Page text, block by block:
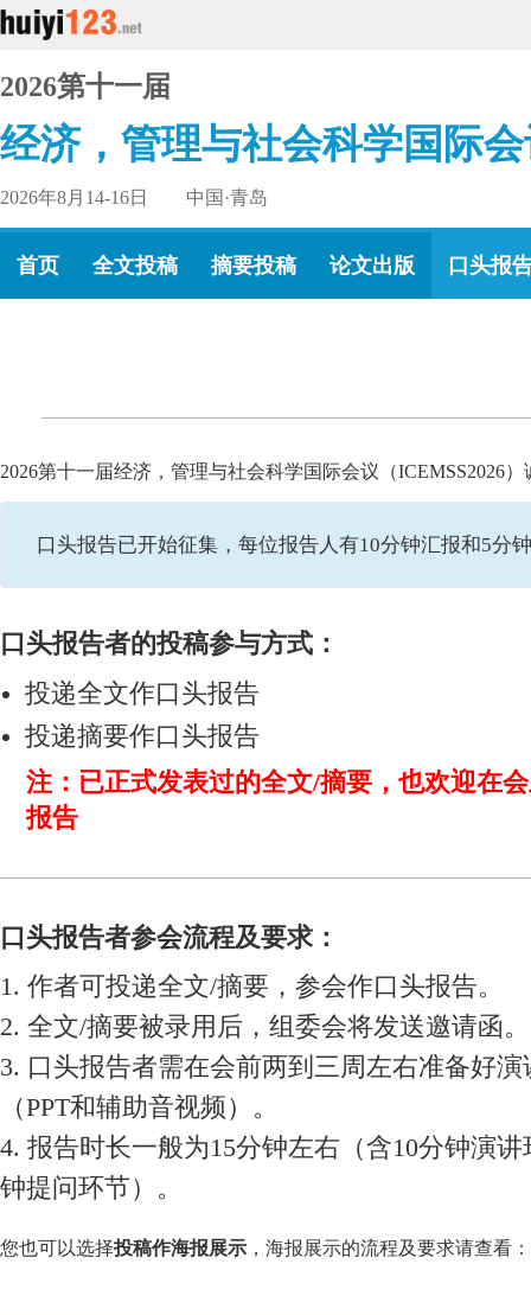
2026第十一届
经济，管理与社会科学国际
2026年8月14-16日 中国·青岛
首页 全文投稿 摘要投稿 论文出版 口头报
2026第十一届经济，管理与社会科学国际会议（ICEMSS2026
口头报告已开始征集，每位报告人有10分钟汇报和5分
口头报告者的投稿参与方式：
投递全文作口头报告
投递摘要作口头报告
注：已正式发表过的全文/摘要，也欢迎在
报告
口头报告者参会流程及要求：
1. 作者可投递全文/摘要，参会作口头报告。
2. 全文/摘要被录用后，组委会将发送邀请函。
3. 口头报告者需在会前两到三周左右准备好演
（PPT和辅助音视频）。
4. 报告时长一般为15分钟左右（含10分钟演讲
钟提问环节）。
您也可以选择投稿作海报展示 ，海报展示的流程及要求请查看：